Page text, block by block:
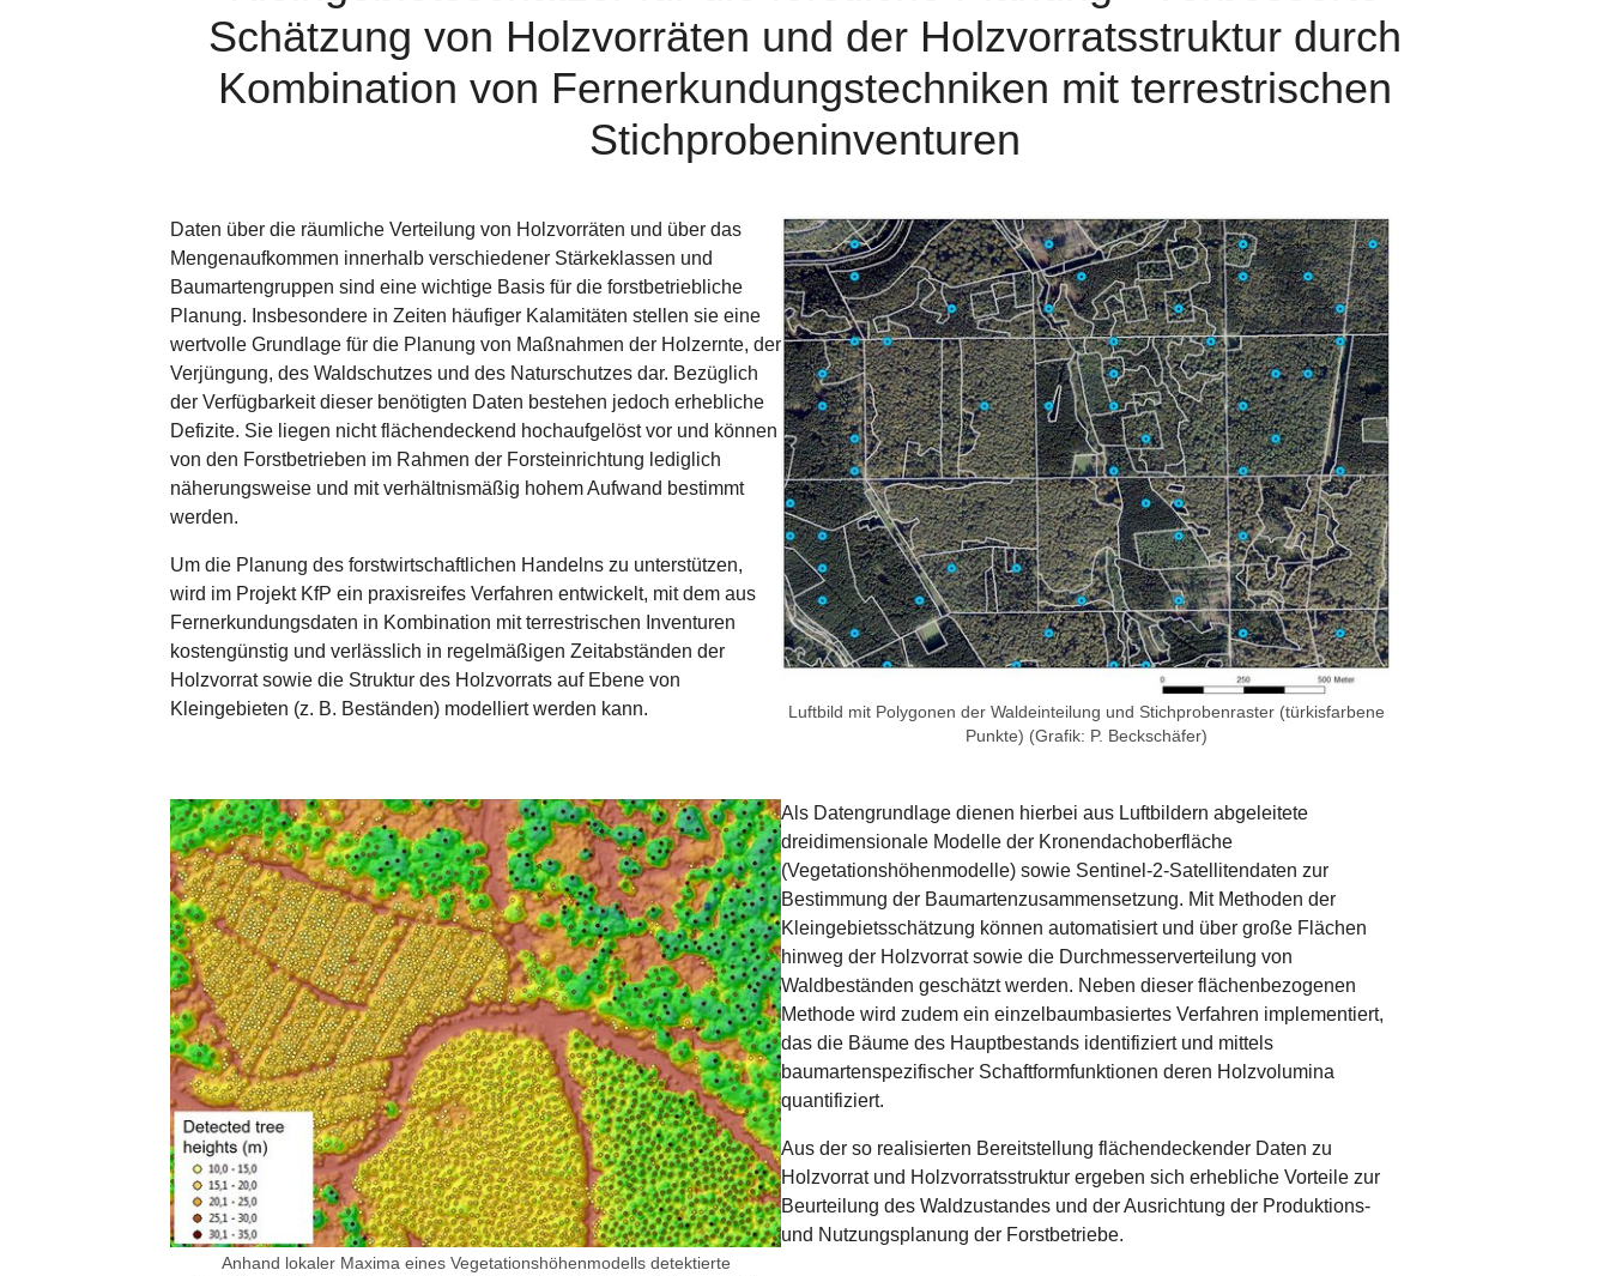
Schätzung von Holzvorräten und der Holzvorratsstruktur durch
Kombination von Fernerkundungstechniken mit terrestrischen
Stichprobeninventuren
Show larger version for:
Luftbild mit Polygonen der Waldeinteilung und Stichprobenraster (türkisfarbene
Punkte) (Grafik: P. Beckschäfer)
Daten über die räumliche Verteilung von Holzvorräten und über das
Mengenaufkommen innerhalb verschiedener Stärkeklassen und
Baumartengruppen sind eine wichtige Basis für die forstbetriebliche
Planung. Insbesondere in Zeiten häufiger Kalamitäten stellen sie eine
wertvolle Grundlage für die Planung von Maßnahmen der Holzernte, der
Verjüngung, des Waldschutzes und des Naturschutzes dar. Bezüglich
der Verfügbarkeit dieser benötigten Daten bestehen jedoch erhebliche
Defizite. Sie liegen nicht flächendeckend hochaufgelöst vor und können
von den Forstbetrieben im Rahmen der Forsteinrichtung lediglich
näherungsweise und mit verhältnismäßig hohem Aufwand bestimmt
werden.
Um die Planung des forstwirtschaftlichen Handelns zu unterstützen,
wird im Projekt KfP ein praxisreifes Verfahren entwickelt, mit dem aus
Fernerkundungsdaten in Kombination mit terrestrischen Inventuren
kostengünstig und verlässlich in regelmäßigen Zeitabständen der
Holzvorrat sowie die Struktur des Holzvorrats auf Ebene von
Kleingebieten (z. B. Beständen) modelliert werden kann.
Show larger version for:
Anhand lokaler Maxima eines Vegetationshöhenmodells detektierte
Als Datengrundlage dienen hierbei aus Luftbildern abgeleitete
dreidimensionale Modelle der Kronendachoberfläche
(Vegetationshöhenmodelle) sowie Sentinel-2-Satellitendaten zur
Bestimmung der Baumartenzusammensetzung. Mit Methoden der
Kleingebietsschätzung können automatisiert und über große Flächen
hinweg der Holzvorrat sowie die Durchmesserverteilung von
Waldbeständen geschätzt werden. Neben dieser flächenbezogenen
Methode wird zudem ein einzelbaumbasiertes Verfahren implementiert,
das die Bäume des Hauptbestands identifiziert und mittels
baumartenspezifischer Schaftformfunktionen deren Holzvolumina
quantifiziert.
Aus der so realisierten Bereitstellung flächendeckender Daten zu
Holzvorrat und Holzvorratsstruktur ergeben sich erhebliche Vorteile zur
Beurteilung des Waldzustandes und der Ausrichtung der Produktions-
und Nutzungsplanung der Forstbetriebe.